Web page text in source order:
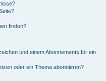
finden?
und einem Abonnements für ein
oder ein Thema abonnieren?